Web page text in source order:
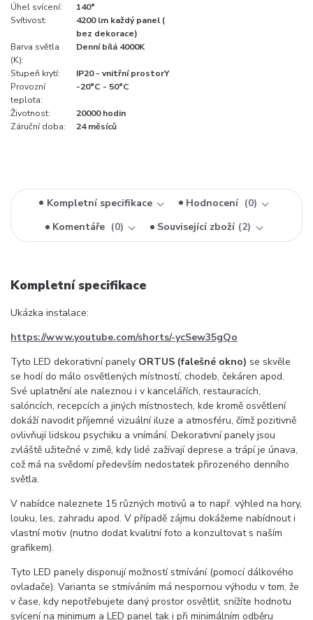
Úhel svícení:
140°
Svítivost:
4200 lm každý panel (
bez dekorace)
Barva světla
(K):
Denní bílá 4000K
Stupeň krytí:
IP20 - vnitřní prostorY
Provozní
teplota:
-20°C - 50°C
Životnost:
20000 hodin
Záruční doba:
24 měsíců
Kompletní specifikace Hodnocení
0
Komentáře
0 Související zboží 2
Kompletní specifikace
Ukázka instalace:
https://www.youtube.com/shorts/-ycSew35gQo
Tyto LED dekorativní panely ORTUS (falešné okno) se skvěle
se hodí do málo osvětlených místností, chodeb, čekáren apod.
Své uplatnění ale naleznou i v kancelářích, restauracích,
salóncích, recepcích a jiných místnostech, kde kromě osvětlení
dokáží navodit příjemné vizuální iluze a atmosféru, čímž pozitivně
ovlivňují lidskou psychiku a vnímání. Dekorativní panely jsou
zvláště užitečné v zimě, kdy lidé zažívají deprese a trápí je únava,
což má na svědomí především nedostatek přirozeného denního
světla.
V nabídce naleznete 15 různých motivů a to např. výhled na hory,
louku, les, zahradu apod. V případě zájmu dokážeme nabídnout i
vlastní motiv (nutno dodat kvalitní foto a konzultovat s naším
grafikem).
Tyto LED panely disponují možností stmívání (pomocí dálkového
ovladače). Varianta se stmíváním má nespornou výhodu v tom, že
v čase, kdy nepotřebujete daný prostor osvětlit, snížíte hodnotu
svícení na minimum a LED panel tak i při minimálním odběru